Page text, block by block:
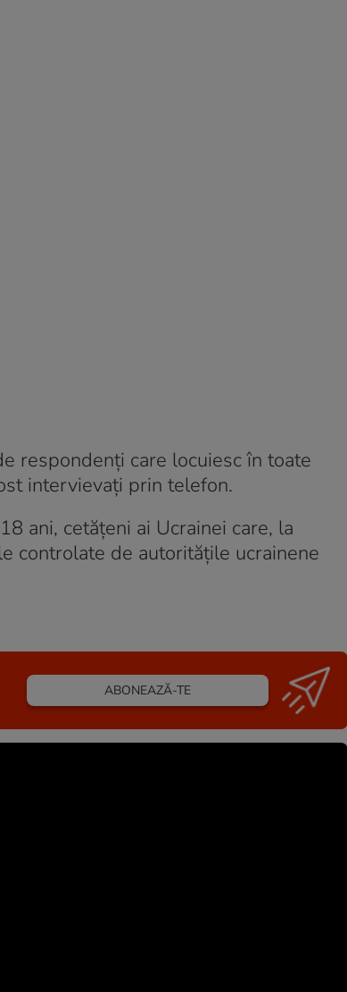
respondenți care locuiesc în toate
intervievați prin telefon.
ani, cetățeni ai Ucrainei care, la
controlate de autoritățile ucrainene
ABONEAZĂ-TE